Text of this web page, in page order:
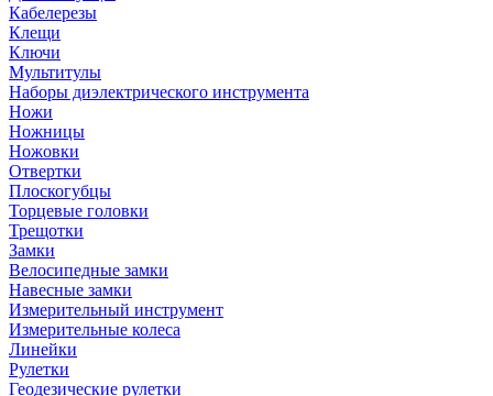
Кабелерезы
Клещи
Ключи
Мультитулы
Наборы диэлектрического инструмента
Ножи
Ножницы
Ножовки
Отвертки
Плоскогубцы
Торцевые головки
Трещотки
Замки
Велосипедные замки
Навесные замки
Измерительный инструмент
Измерительные колеса
Линейки
Рулетки
Геодезические рулетки